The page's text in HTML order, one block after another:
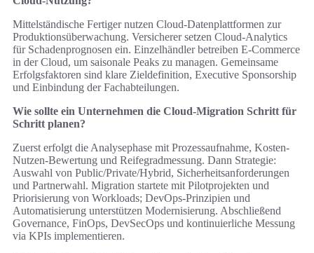
Mittelständische Fertiger nutzen Cloud-Datenplattformen zur
Produktionsüberwachung. Versicherer setzen Cloud-Analytics
für Schadenprognosen ein. Einzelhändler betreiben E‑Commerce
in der Cloud, um saisonale Peaks zu managen. Gemeinsame
Erfolgsfaktoren sind klare Zieldefinition, Executive Sponsorship
und Einbindung der Fachabteilungen.
Wie sollte ein Unternehmen die Cloud-Migration Schritt für
Schritt planen?
Zuerst erfolgt die Analysephase mit Prozessaufnahme, Kosten-
Nutzen-Bewertung und Reifegradmessung. Dann Strategie:
Auswahl von Public/Private/Hybrid, Sicherheitsanforderungen
und Partnerwahl. Migration startete mit Pilotprojekten und
Priorisierung von Workloads; DevOps-Prinzipien und
Automatisierung unterstützen Modernisierung. Abschließend
Governance, FinOps, DevSecOps und kontinuierliche Messung
via KPIs implementieren.